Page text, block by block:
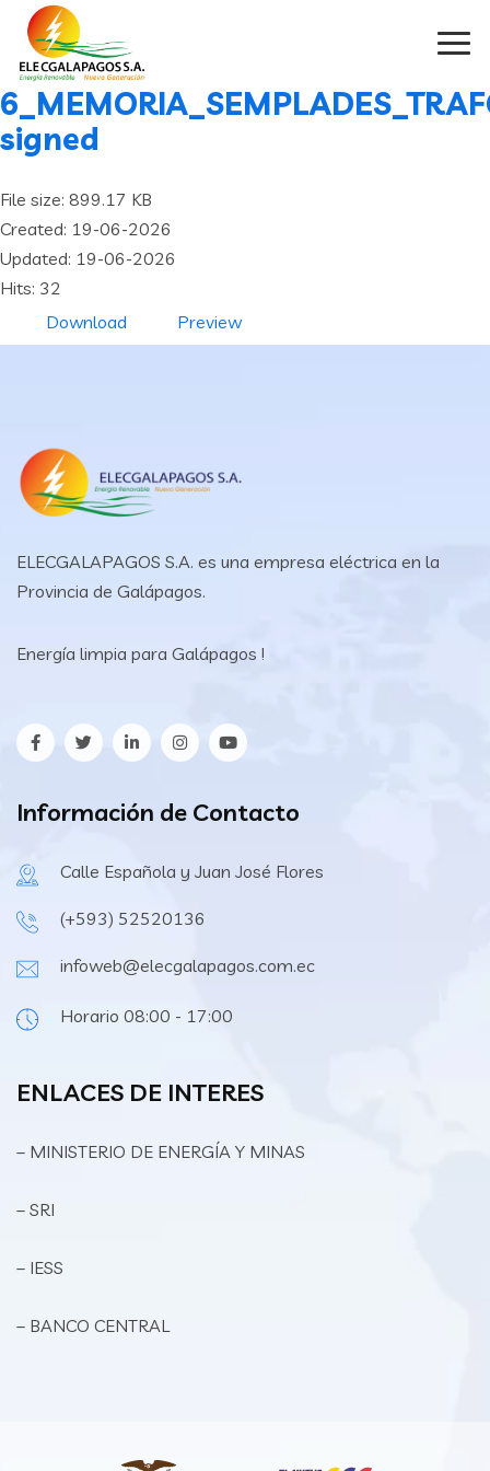
signed
File size: 899.17 KB
Created: 19-06-2026
Updated: 19-06-2026
Hits: 32
Download
Preview
ELECGALAPAGOS S.A. es una empresa eléctrica en la
Provincia de Galápagos.
Energía limpia para Galápagos !
Información de Contacto
Calle Española y Juan José Flores
(+593) 52520136
infoweb@elecgalapagos.com.ec
Horario 08:00 - 17:00
ENLACES DE INTERES
– MINISTERIO DE ENERGÍA Y MINAS
– SRI
– IESS
– BANCO CENTRAL